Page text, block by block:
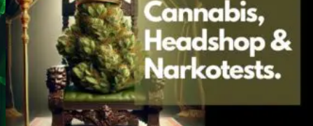
Groudstyr
Grolys